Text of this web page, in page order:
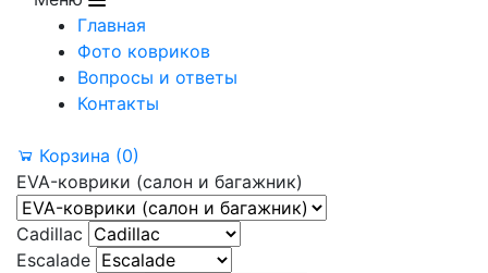
Главная
Фото ковриков
Вопросы и ответы
Контакты
Корзина (0)
EVA-коврики (салон и багажник)
Cadillac
Escalade